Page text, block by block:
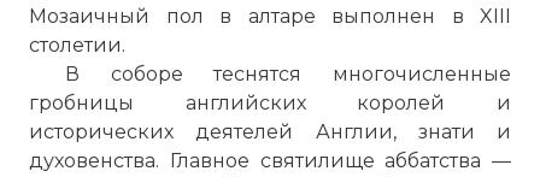
Мозаичный пол в алтаре выполнен в XIII
столетии.
В соборе теснятся многочисленные
гробницы английских королей и
исторических деятелей Англии, знати и
духовенства. Главное святилище аббатства —